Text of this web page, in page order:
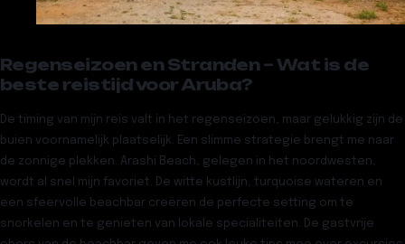
Regenseizoen en Stranden – Wat is de
beste reistijd voor Aruba?
De timing van mijn reis valt in het regenseizoen, maar gelukkig zijn de
buien voornamelijk plaatselijk. Een slimme strategie brengt me naar
de zonnige plekken. Arashi Beach, gelegen in het noordwesten,
wordt al snel mijn favoriet. De witte kustlijn, turquoise wateren en
een sfeervolle beachbar creëren de perfecte setting om te
snorkelen en te genieten van lokale specialiteiten. De gastvrije